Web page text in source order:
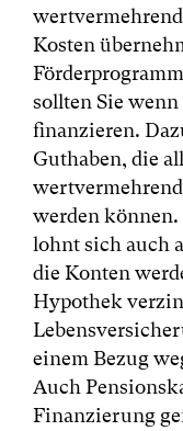
Kosten
sollten Sie
finanzieren.
Guthaben, die
werden
lohnt sich auch
die Konten
Hypothek
einem Bezug
Auch
Finanzierung